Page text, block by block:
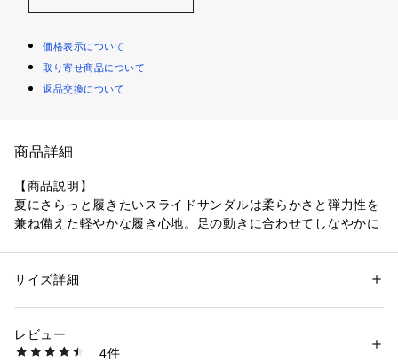
価格表示について
取り寄せ商品について
返品交換について
商品詳細
【商品説明】
夏にさらっと履きたいスライドサンダルは柔らかさと弾力性を
兼ね備えた軽やかな履き心地。足の動きに合わせてしなやかに
快適さをキープしてくれる。軽量で扱いやすく、室内履きから
もおすすめな1足。
性別：レディース
商品番号：
OT3231 （ショップ）
サイズ詳細
レビュー
4件